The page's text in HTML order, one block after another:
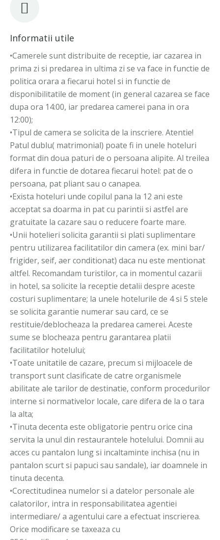
Informatii utile
•Camerele sunt distribuite de receptie, iar cazarea in
prima zi si predarea in ultima zi se va face in functie de
politica orara a fiecarui hotel si in functie de
disponibilitatile de moment (in general cazarea se face
dupa ora 14:00, iar predarea camerei pana in ora
12:00);
•Tipul de camera se solicita de la inscriere. Atentie!
Patul dublu( matrimonial) poate fi in unele hoteluri
format din doua paturi de o persoana alipite. Al treilea
difera in functie de dotarea fiecarui hotel: pat de o
persoana, pat pliant sau o canapea.
•Exista hoteluri unde copilul pana la 12 ani este
acceptat sa doarma in pat cu parintii si astfel are
gratuitate la cazare sau o reducere foarte mare.
•Unii hotelieri solicita garantii si plati suplimentare
pentru utilizarea facilitatilor din camera (ex. mini bar/
frigider, seif, aer conditionat) daca nu este mentionat
altfel. Recomandam turistilor, ca in momentul cazarii
in hotel, sa solicite la receptie detalii despre aceste
costuri suplimentare; la unele hotelurile de 4 si 5 stele
se solicita garantie numerar sau card, ce se
restituie/deblocheaza la predarea camerei. Aceste
sume se blocheaza pentru garantarea platii
facilitatilor hotelului;
•Toate unitatile de cazare, precum si mijloacele de
transport sunt clasificate de catre organismele
abilitate ale tarilor de destinatie, conform procedurilor
interne si normativelor locale, care difera de la o tara
la alta;
•Tinuta decenta este obligatorie pentru orice cina
servita la unul din restaurantele hotelului. Domnii au
acces cu pantalon lung si incaltaminte inchisa (nu in
pantalon scurt si papuci sau sandale), iar doamnele in
tinuta decenta.
•Corectitudinea numelor si a datelor personale ale
calatorilor, intra in responsabilitatea agentiei
intermediare/ a agentului care a efectuat inscrierea.
Orice modificare se taxeaza cu